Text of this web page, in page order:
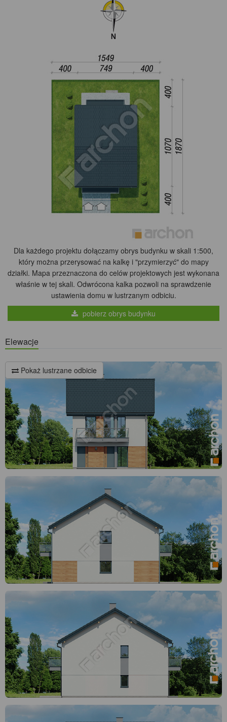
Dla każdego projektu dołączamy obrys budynku w skali 1:500,
który można przerysować na kalkę i "przymierzyć" do mapy
działki. Mapa przeznaczona do celów projektowych jest wykonana
właśnie w tej skali. Odwrócona kalka pozwoli na sprawdzenie
ustawienia domu w lustrzanym odbiciu.
pobierz obrys budynku
Elewacje
Pokaż lustrzane odbicie